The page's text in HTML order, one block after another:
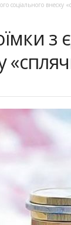
соціального внеску
з